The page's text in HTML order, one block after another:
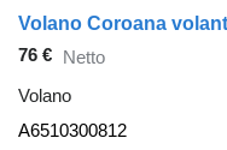
76 € Netto
Volano
A6510300812